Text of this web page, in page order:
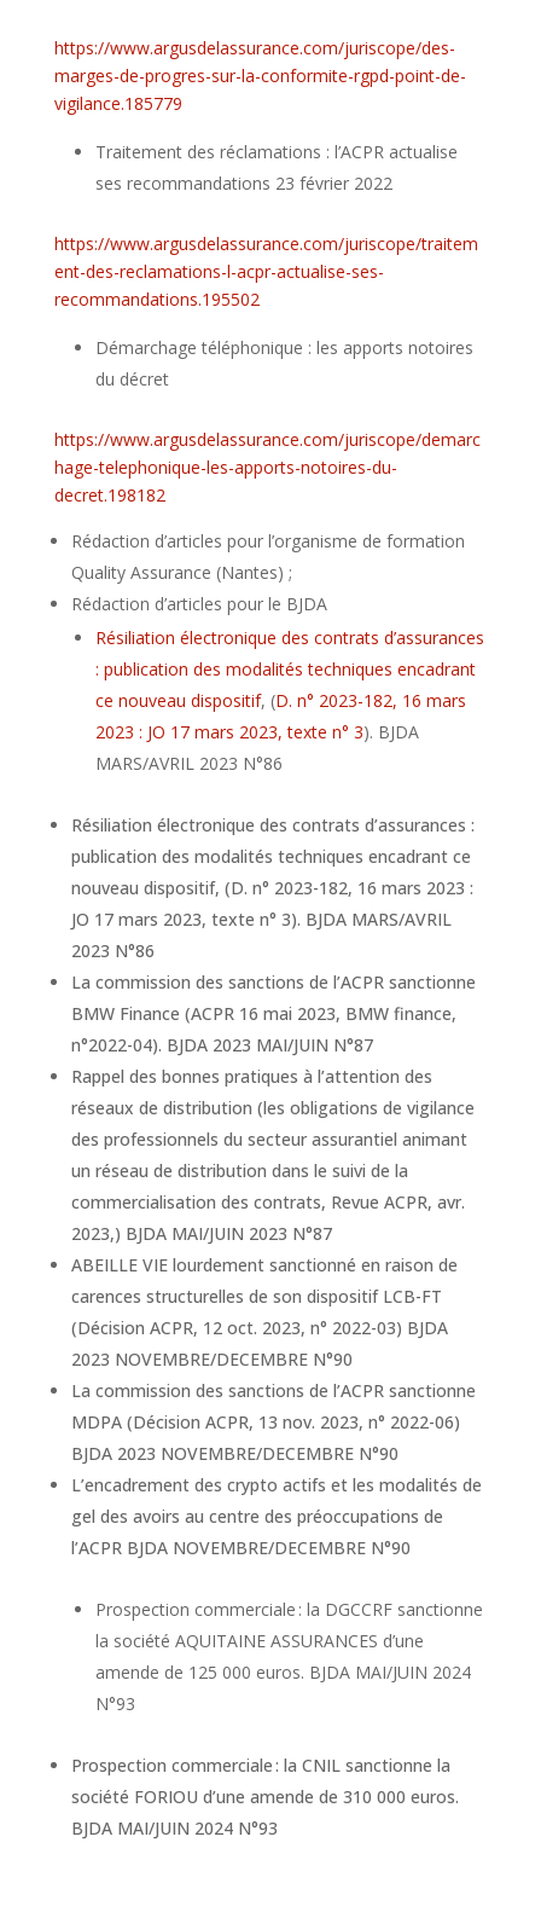
https://www.argusdelassurance.com/juriscope/des-
marges-de-progres-sur-la-conformite-rgpd-point-de-
vigilance.185779
Traitement des réclamations : l’ACPR actualise
ses recommandations 23 février 2022
https://www.argusdelassurance.com/juriscope/traitem
ent-des-reclamations-l-acpr-actualise-ses-
recommandations.195502
Démarchage téléphonique : les apports notoires
du décret
https://www.argusdelassurance.com/juriscope/demarc
hage-telephonique-les-apports-notoires-du-
decret.198182
Rédaction d’articles pour l’organisme de formation
Quality Assurance (Nantes) ;
Rédaction d’articles pour le BJDA
Résiliation électronique des contrats d’assurances
: publication des modalités techniques encadrant
ce nouveau dispositif, (D. n° 2023-182, 16 mars
2023 : JO 17 mars 2023, texte n° 3). BJDA
MARS/AVRIL 2023 N°86
Résiliation électronique des contrats d’assurances :
publication des modalités techniques encadrant ce
nouveau dispositif, (D. n° 2023-182, 16 mars 2023 :
JO 17 mars 2023, texte n° 3). BJDA MARS/AVRIL
2023 N°86
La commission des sanctions de l’ACPR sanctionne
BMW Finance (ACPR 16 mai 2023, BMW finance,
n°2022-04). BJDA 2023 MAI/JUIN N°87
Rappel des bonnes pratiques à l’attention des
réseaux de distribution (les obligations de vigilance
des professionnels du secteur assurantiel animant
un réseau de distribution dans le suivi de la
commercialisation des contrats, Revue ACPR, avr.
2023,) BJDA MAI/JUIN 2023 N°87
ABEILLE VIE lourdement sanctionné en raison de
carences structurelles de son dispositif LCB-FT
(Décision ACPR, 12 oct. 2023, n° 2022-03) BJDA
2023 NOVEMBRE/DECEMBRE N°90
La commission des sanctions de l’ACPR sanctionne
MDPA (Décision ACPR, 13 nov. 2023, n° 2022-06)
BJDA 2023 NOVEMBRE/DECEMBRE N°90
L’encadrement des crypto actifs et les modalités de
gel des avoirs au centre des préoccupations de
l’ACPR BJDA NOVEMBRE/DECEMBRE N°90
Prospection commerciale : la DGCCRF sanctionne
la société AQUITAINE ASSURANCES d’une
amende de 125 000 euros. BJDA MAI/JUIN 2024
N°93
Prospection commerciale : la CNIL sanctionne la
société FORIOU d’une amende de 310 000 euros.
BJDA MAI/JUIN 2024 N°93